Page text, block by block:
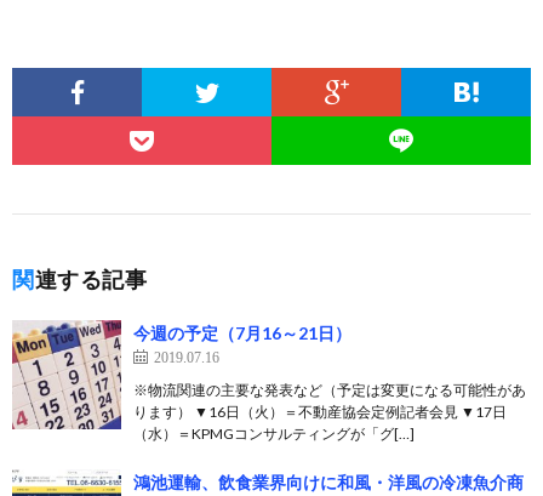
関連する記事
今週の予定（7月16～21日）
2019.07.16
※物流関連の主要な発表など（予定は変更になる可能性があ
ります） ▼16日（火）＝不動産協会定例記者会見 ▼17日
（水）＝KPMGコンサルティングが「グ[…]
鴻池運輸、飲食業界向けに和風・洋風の冷凍魚介商